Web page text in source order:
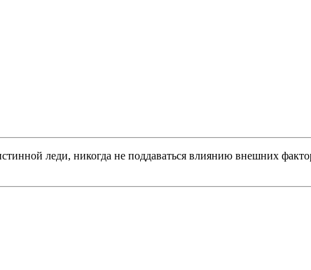
леди, никогда не поддаваться влиянию внешних